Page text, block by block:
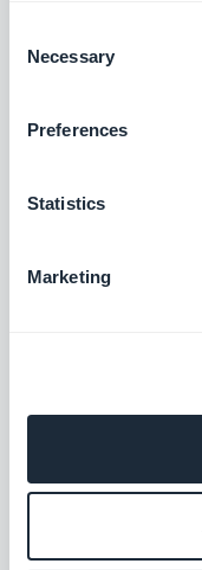
Selection
Necessary
Preferences
Statistics
Marketing
GoodBarber. In diesem Blog
GoodBarber
den Trends,
Frage, eine
lassen Sie